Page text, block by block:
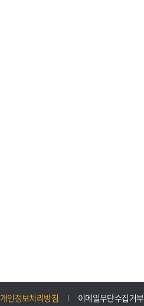
개인정보처리방침 이메일무단수집거부